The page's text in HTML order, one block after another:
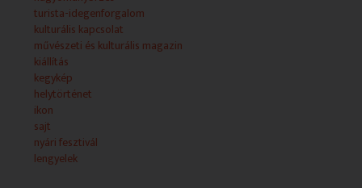
turista-idegenforgalom
kulturális kapcsolat
művészeti és kulturális magazin
kiállítás
kegykép
helytörténet
ikon
sajt
nyári fesztivál
lengyelek